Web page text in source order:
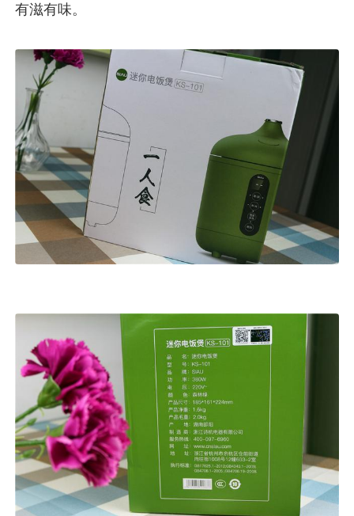
有滋有味。